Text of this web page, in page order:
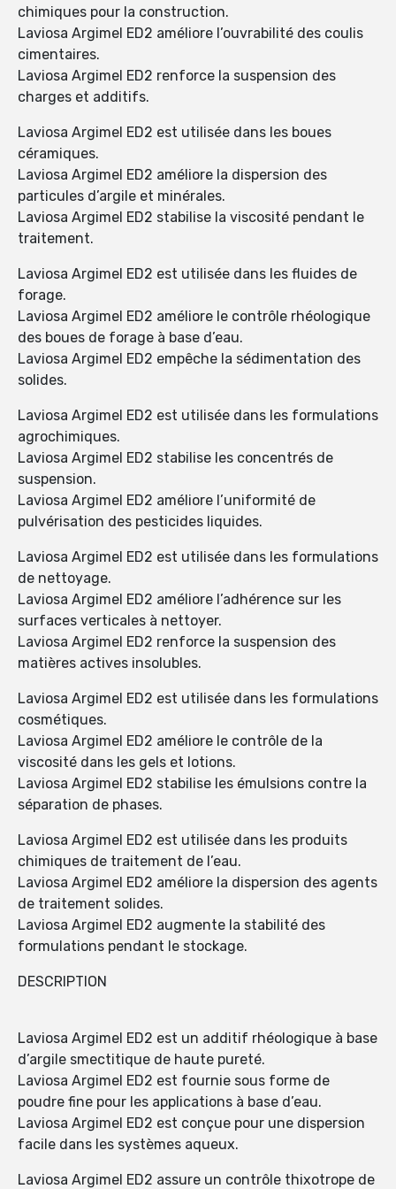
chimiques pour la construction.
Laviosa Argimel ED2 améliore l’ouvrabilité des coulis
cimentaires.
Laviosa Argimel ED2 renforce la suspension des
charges et additifs.
Laviosa Argimel ED2 est utilisée dans les boues
céramiques.
Laviosa Argimel ED2 améliore la dispersion des
particules d’argile et minérales.
Laviosa Argimel ED2 stabilise la viscosité pendant le
traitement.
Laviosa Argimel ED2 est utilisée dans les fluides de
forage.
Laviosa Argimel ED2 améliore le contrôle rhéologique
des boues de forage à base d’eau.
Laviosa Argimel ED2 empêche la sédimentation des
solides.
Laviosa Argimel ED2 est utilisée dans les formulations
agrochimiques.
Laviosa Argimel ED2 stabilise les concentrés de
suspension.
Laviosa Argimel ED2 améliore l’uniformité de
pulvérisation des pesticides liquides.
Laviosa Argimel ED2 est utilisée dans les formulations
de nettoyage.
Laviosa Argimel ED2 améliore l’adhérence sur les
surfaces verticales à nettoyer.
Laviosa Argimel ED2 renforce la suspension des
matières actives insolubles.
Laviosa Argimel ED2 est utilisée dans les formulations
cosmétiques.
Laviosa Argimel ED2 améliore le contrôle de la
viscosité dans les gels et lotions.
Laviosa Argimel ED2 stabilise les émulsions contre la
séparation de phases.
Laviosa Argimel ED2 est utilisée dans les produits
chimiques de traitement de l’eau.
Laviosa Argimel ED2 améliore la dispersion des agents
de traitement solides.
Laviosa Argimel ED2 augmente la stabilité des
formulations pendant le stockage.
DESCRIPTION
Laviosa Argimel ED2 est un additif rhéologique à base
d’argile smectitique de haute pureté.
Laviosa Argimel ED2 est fournie sous forme de
poudre fine pour les applications à base d’eau.
Laviosa Argimel ED2 est conçue pour une dispersion
facile dans les systèmes aqueux.
Laviosa Argimel ED2 assure un contrôle thixotrope de